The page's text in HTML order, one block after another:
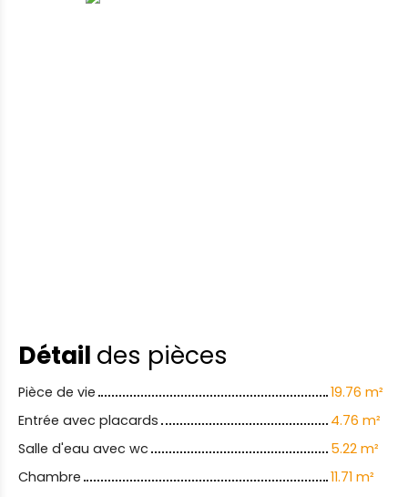
Détail des pièces
Pièce de vie
19.76 m²
Entrée avec placards
4.76 m²
Salle d'eau avec wc
5.22 m²
Chambre
11.71 m²